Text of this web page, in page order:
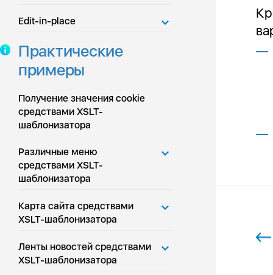
Edit-in-place
Практические
примеры
Получение значения cookie
средствами XSLT-
шаблонизатора
Различные меню
средствами XSLT-
шаблонизатора
Карта сайта средствами
XSLT-шаблонизатора
Ленты новостей средствами
XSLT-шаблонизатора